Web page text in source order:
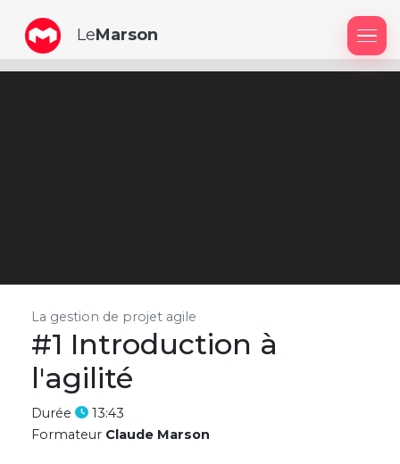
LeMarson
La gestion de projet agile
#1 Introduction à
l'agilité
Durée
13:43
Formateur Claude Marson